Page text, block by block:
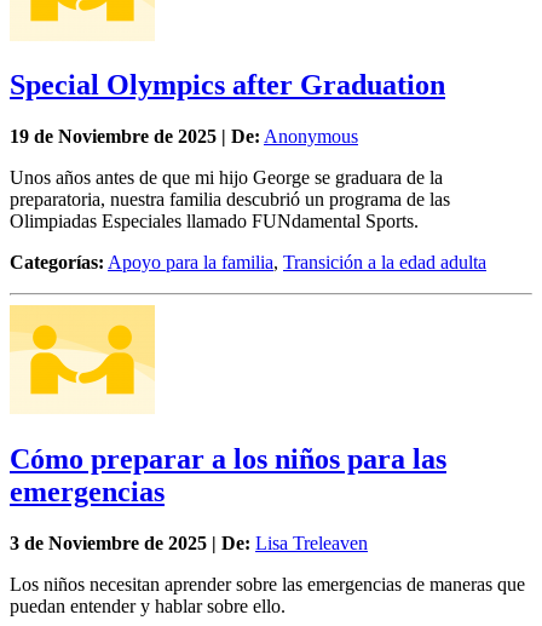
Special Olympics after Graduation
19 de Noviembre de 2025 | De: Anonymous
Unos años antes de que mi hijo George se graduara de la
preparatoria, nuestra familia descubrió un programa de las
Olimpiadas Especiales llamado FUNdamental Sports.
Categorías: Apoyo para la familia, Transición a la edad adulta
Cómo preparar a los niños para las
emergencias
3 de Noviembre de 2025 | De: Lisa Treleaven
Los niños necesitan aprender sobre las emergencias de maneras que
puedan entender y hablar sobre ello.